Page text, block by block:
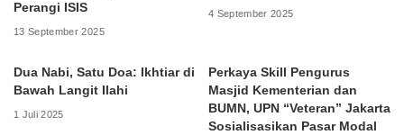
Perangi ISIS
13 September 2025
4 September 2025
Dua Nabi, Satu Doa: Ikhtiar di
Bawah Langit Ilahi
1 Juli 2025
Perkaya Skill Pengurus
Masjid Kementerian dan
BUMN, UPN “Veteran” Jakarta
Sosialisasikan Pasar Modal